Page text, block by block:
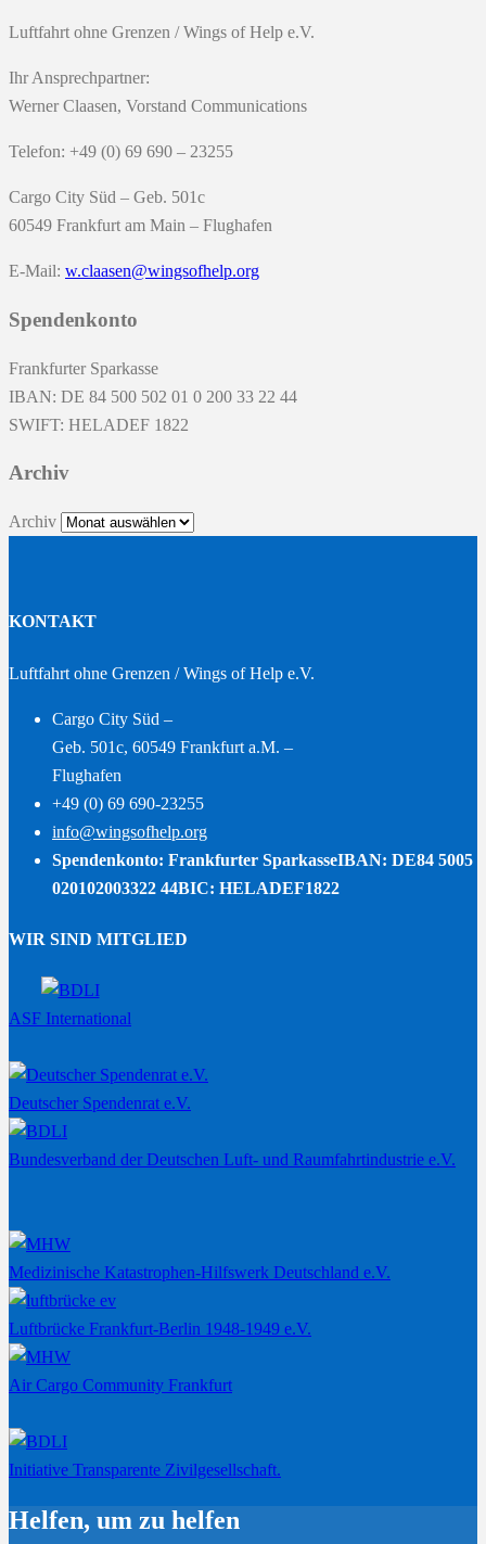
Luftfahrt ohne Grenzen / Wings of Help e.V.
Ihr Ansprechpartner:
Werner Claasen, Vorstand Communications
Telefon: +49 (0) 69 690 – 23255
Cargo City Süd – Geb. 501c
60549 Frankfurt am Main – Flughafen
E-Mail: w.claasen@wingsofhelp.org
Spendenkonto
Frankfurter Sparkasse
IBAN: DE 84 500 502 01 0 200 33 22 44
SWIFT: HELADEF 1822
Archiv
Archiv
KONTAKT
Luftfahrt ohne Grenzen / Wings of Help e.V.
Cargo City Süd –
Geb. 501c, 60549 Frankfurt a.M. –
Flughafen
+49 (0) 69 690-23255
info@wingsofhelp.org
Spendenkonto: Frankfurter SparkasseIBAN: DE84 5005
020102003322 44BIC: HELADEF1822
WIR SIND MITGLIED
ASF International
Deutscher Spendenrat e.V.
Bundesverband der Deutschen Luft- und Raumfahrtindustrie e.V.
Medizinische Katastrophen-Hilfswerk Deutschland e.V.
Luftbrücke Frankfurt-Berlin 1948-1949 e.V.
Air Cargo Community Frankfurt
Initiative Transparente Zivilgesellschaft.
Helfen, um zu helfen